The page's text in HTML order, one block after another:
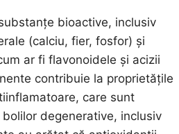
bioactive, inclusiv
(calciu, fier, fosfor) și
ar fi flavonoidele și acizii
contribuie la proprietățile
care sunt
degenerative, inclusiv